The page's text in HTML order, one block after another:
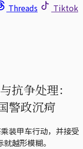
Threads
Tiktok
抗争处理：
警政沉疴
装甲车行动，并接受
越形模糊。